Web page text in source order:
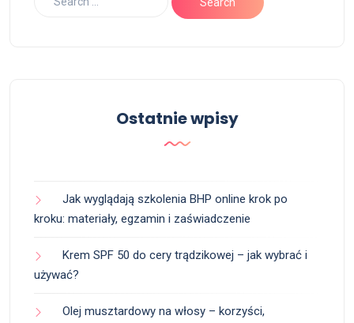
Ostatnie wpisy
Jak wyglądają szkolenia BHP online krok po
kroku: materiały, egzamin i zaświadczenie
Krem SPF 50 do cery trądzikowej – jak wybrać i
używać?
Olej musztardowy na włosy – korzyści,